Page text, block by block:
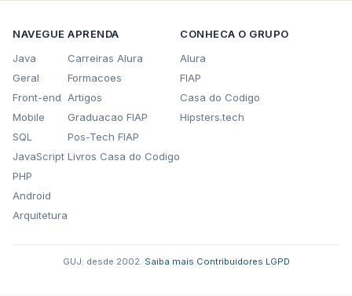
NAVEGUE
Java
Geral
Front-end
Mobile
SQL
JavaScript
PHP
Android
Arquitetura
APRENDA
Carreiras Alura
Formacoes
Artigos
Graduacao FIAP
Pos-Tech FIAP
Livros Casa do Codigo
CONHECA O GRUPO
Alura
FIAP
Casa do Codigo
Hipsters.tech
GUJ: desde 2002. Saiba mais Contribuidores LGPD